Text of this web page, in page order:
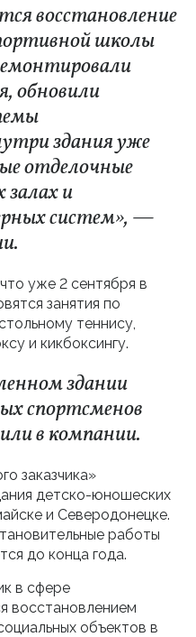
восстановление
школы
обновили
здания уже
отделочные
и
систем», —
уже 2 сентября в
занятия по
теннису,
и кикбоксингу.
здании
спортсменов
в компании.
заказчика»
детско-юношеских
и Северодонецке.
работы
до конца года.
в сфере
восстановлением
объектов в